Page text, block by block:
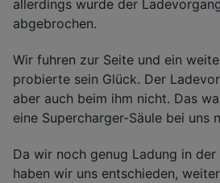
allerdings wurde der
abgebrochen.
Wir fuhren zur Seite und ein
probierte sein Glück. Der
aber auch beim ihm nicht. Das
eine Supercharger-Säule bei uns
Da wir noch genug Ladung in
haben wir uns entschieden,